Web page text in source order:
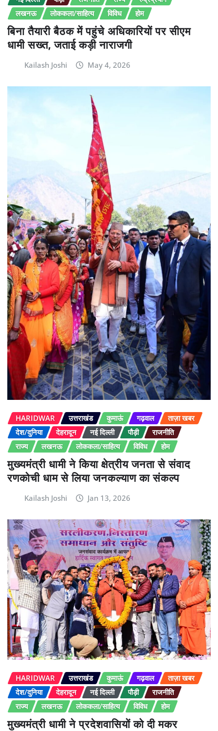
लखनऊ
लोककला/साहित्य विविध होम
बिना तैयारी बैठक में पहुंचे अधिकारियों पर सीएम
धामी सख्त, जताई कड़ी नाराजगी
Kailash Joshi May 4, 2026
HARIDWAR उत्तराखंड कुमाऊं गढ़वाल
ताज़ा खबर
देश/दुनिया
देहरादून नई दिल्ली पौड़ी
राजनीति
राज्य
लखनऊ लोककला/साहित्य विविध होम
मुख्यमंत्री धामी ने किया क्षेत्रीय जनता से संवाद
रणकोची धाम से लिया जनकल्याण का संकल्प
Kailash Joshi Jan 13, 2026
HARIDWAR उत्तराखंड कुमाऊं गढ़वाल
ताज़ा खबर
देश/दुनिया
देहरादून नई दिल्ली पौड़ी
राजनीति
राज्य
लखनऊ लोककला/साहित्य विविध होम
मुख्यमंत्री धामी ने प्रदेशवासियों को दी मकर